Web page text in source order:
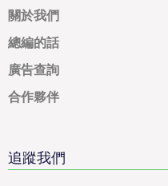
關於我們
總編的話
廣告查詢
合作夥伴
追蹤我們